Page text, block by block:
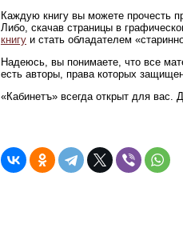
Каждую книгу вы можете прочесть
Либо, скачав страницы в
книгу и стать обладателем
Надеюсь, вы понимаете, что все
есть авторы, права которых
«Кабинетъ» всегда открыт для вас.